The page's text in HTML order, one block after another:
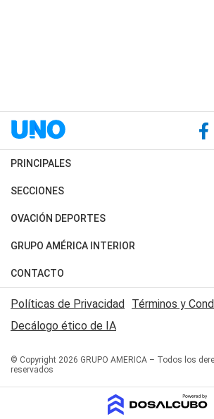
PRINCIPALES
Últimas Noticias
Política
Judiciales
Economia
SECCIONES
Horóscopo
Motores
Trucos caseros
Series y Películas
Edictos y Solicitadas
OVACIÓN DEPORTES
Fútbol
Mundial
Automovilismo
Rugby
Básquet
GRUPO AMÉRICA INTERIOR
Canal 7 en Vivo
San Juan 8
CONTACTO
Acerca de Nosotros
Contactanos
Políticas de Privacidad Términos y
Decálogo ético de IA
© Copyright 2026 GRUPO AMERICA – Todos los
reservados